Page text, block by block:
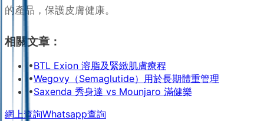
的產品，保護皮膚健康。
相關文章：
•BTL Exion 溶脂及緊緻肌膚療程
•Wegovy（Semaglutide）用於長期體重管理
•Saxenda 秀身達 vs Mounjaro 滿健樂
網上查詢Whatsapp查詢